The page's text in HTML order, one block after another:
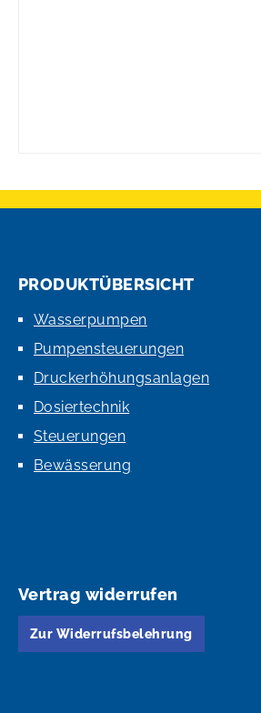
PRODUKTÜBERSICHT
Wasserpumpen
Pumpensteuerungen
Druckerhöhungsanlagen
Dosiertechnik
Steuerungen
Bewässerung
Vertrag widerrufen
Zur Widerrufsbelehrung